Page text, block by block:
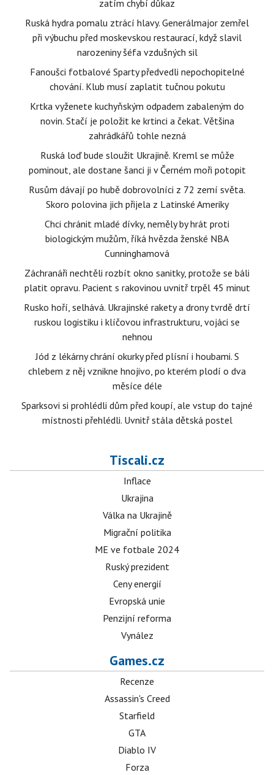
zatím chybí důkaz
Ruská hydra pomalu ztrácí hlavy. Generálmajor zemřel
při výbuchu před moskevskou restaurací, když slavil
narozeniny šéfa vzdušných sil
Fanoušci fotbalové Sparty předvedli nepochopitelné
chování. Klub musí zaplatit tučnou pokutu
Krtka vyženete kuchyňským odpadem zabaleným do
novin. Stačí je položit ke krtinci a čekat. Většina
zahrádkářů tohle nezná
Ruská loď bude sloužit Ukrajině. Kreml se může
pominout, ale dostane šanci ji v Černém moři potopit
Rusům dávají po hubě dobrovolníci z 72 zemí světa.
Skoro polovina jich přijela z Latinské Ameriky
Chci chránit mladé dívky, neměly by hrát proti
biologickým mužům, říká hvězda ženské NBA
Cunninghamová
Záchranáři nechtěli rozbít okno sanitky, protože se báli
platit opravu. Pacient s rakovinou uvnitř trpěl 45 minut
Rusko hoří, selhává. Ukrajinské rakety a drony tvrdě drtí
ruskou logistiku i klíčovou infrastrukturu, vojáci se
nehnou
Jód z lékárny chrání okurky před plísní i houbami. S
chlebem z něj vznikne hnojivo, po kterém plodí o dva
měsíce déle
Sparksovi si prohlédli dům před koupí, ale vstup do tajné
místnosti přehlédli. Uvnitř stála dětská postel
Tiscali.cz
Inflace
Ukrajina
Válka na Ukrajině
Migrační politika
ME ve fotbale 2024
Ruský prezident
Ceny energií
Evropská unie
Penzijní reforma
Vynález
Games.cz
Recenze
Assassin's Creed
Starfield
GTA
Diablo IV
Forza